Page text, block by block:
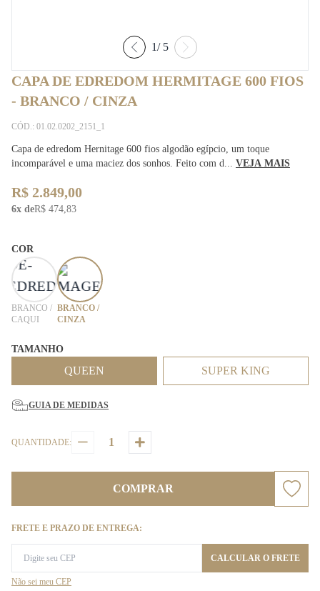
1/ 5
CAPA DE EDREDOM HERMITAGE 600 FIOS
- BRANCO / CINZA
CÓD.: 01.02.0202_2151_1
Capa de edredom Hernitage 600 fios algodão egípcio, um toque
incomparável e uma maciez dos sonhos. Feito com d... VEJA MAIS
R$ 2.849,00
6x deR$ 474,83
COR
BRANCO /
CAQUI
BRANCO /
CINZA
TAMANHO
QUEEN SUPER KING
GUIA DE MEDIDAS
QUANTIDADE:
COMPRAR
FRETE E PRAZO DE ENTREGA:
CALCULAR O FRETE
Não sei meu CEP